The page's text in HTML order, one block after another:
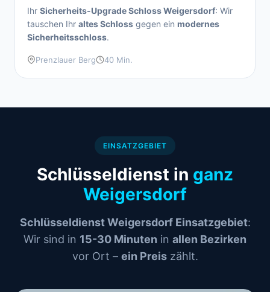
Ihr Sicherheits-Upgrade Schloss Weigersdorf: Wir
tauschen Ihr altes Schloss gegen ein modernes
Sicherheitsschloss.
Prenzlauer Berg 40 Min.
EINSATZGEBIET
Schlüsseldienst in ganz
Weigersdorf
Schlüsseldienst Weigersdorf Einsatzgebiet:
Wir sind in 15-30 Minuten in allen Bezirken
vor Ort – ein Preiszählt.